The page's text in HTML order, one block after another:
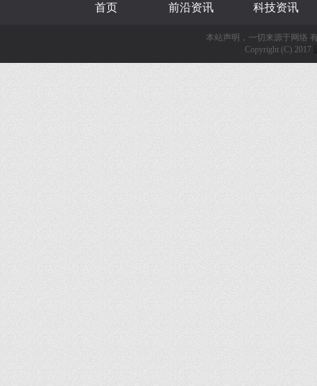
首页 前沿资讯 科技资讯
本站声明，一切来源于网络
Copyright (C) 2017